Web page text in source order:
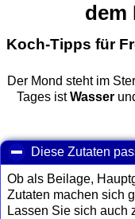
dem
Koch-Tipps für
Der Mond steht im
Tages istWasser
Diese Zutaten
Ob als Beilage,
Zutaten machen sich
Lassen Sie sich auch